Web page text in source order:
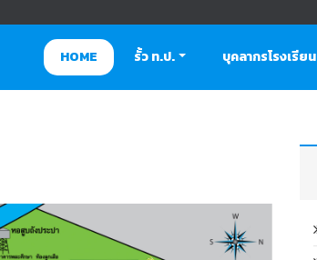
HOME รั้ว ท.ป. บุคลากรโรงเรียน